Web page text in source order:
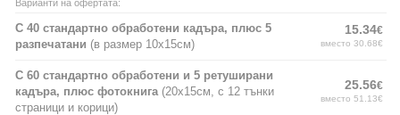
Варианти на офертата:
С 40 стандартно обработени кадъра, плюс 5
разпечатани (в размер 10х15см)
15.34€
вместо 30.68€
С 60 стандартно обработени и 5 ретуширани
кадъра, плюс фотокнига (20х15см, с 12 тънки
страници и корици)
25.56€
вместо 51.13€